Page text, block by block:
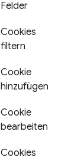
Felder
Cookies
filtern
Cookie
hinzufügen
Cookie
bearbeiten
Cookies